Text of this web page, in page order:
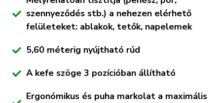
szennyeződés stb.) a nehezen elérhető
felületeket: ablakok, tetők, napelemek
5,60 méterig nyújtható rúd
A kefe szöge 3 pozícióban állítható
Ergonómikus és puha markolat a maximális